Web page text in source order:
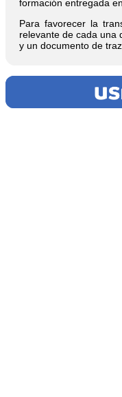
formación entregada
Para favorecer la
relevante de cada una
y un documento de